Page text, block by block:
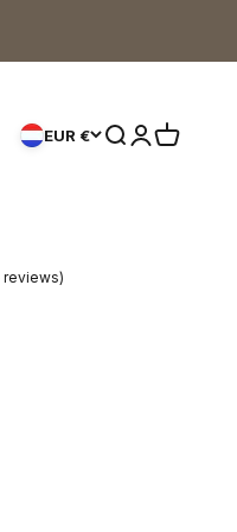
EUR € Zoeken openen
reviews)